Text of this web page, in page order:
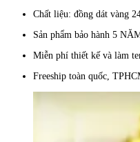
Chất liệu: đồng dát vàng
Sản phẩm bảo hành 5
Miễn phí thiết kế và làm
Freeship toàn quốc,